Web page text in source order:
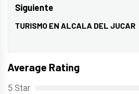
entradas
anterior:
Siguiente
Entrada
TURISMO EN ALCALA DEL JUCAR
Average Rating
5 Star